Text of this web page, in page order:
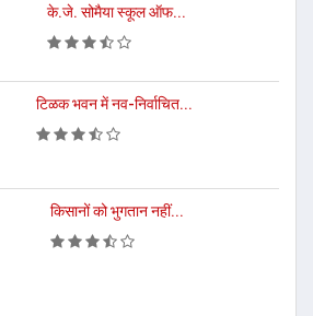
के.जे. सोमैया स्कूल ऑफ...
टिळक भवन में नव-निर्वाचित...
किसानों को भुगतान नहीं...